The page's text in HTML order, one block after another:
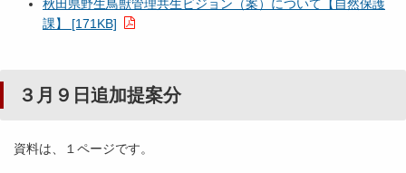
秋田県野生鳥獣管理共生ビジョン（案）について【自然保護
課】 [171KB]
３月９日追加提案分
資料は、１ページです。